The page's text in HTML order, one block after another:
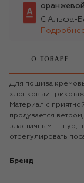
С Альфа-
О ТОВАРЕ
Для пошива
хлопковый
Материал с
продувается
эластичным. Шнур,
отрегулировать
Бренд